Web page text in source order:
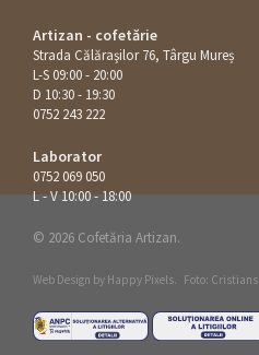
Artizan - cofetărie
Strada Călăraşilor 76, Târgu Mureș
L-S 09:00 - 20:00
D 10:30 - 19:30
0752 243 222
Laborator
0752 069 050
L - V 10:00 - 18:00
© 2026 Cofetăria Artizan.
Web Design by Happy Pixels. Foto: Cristians